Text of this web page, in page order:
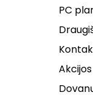
PC
Akcijos